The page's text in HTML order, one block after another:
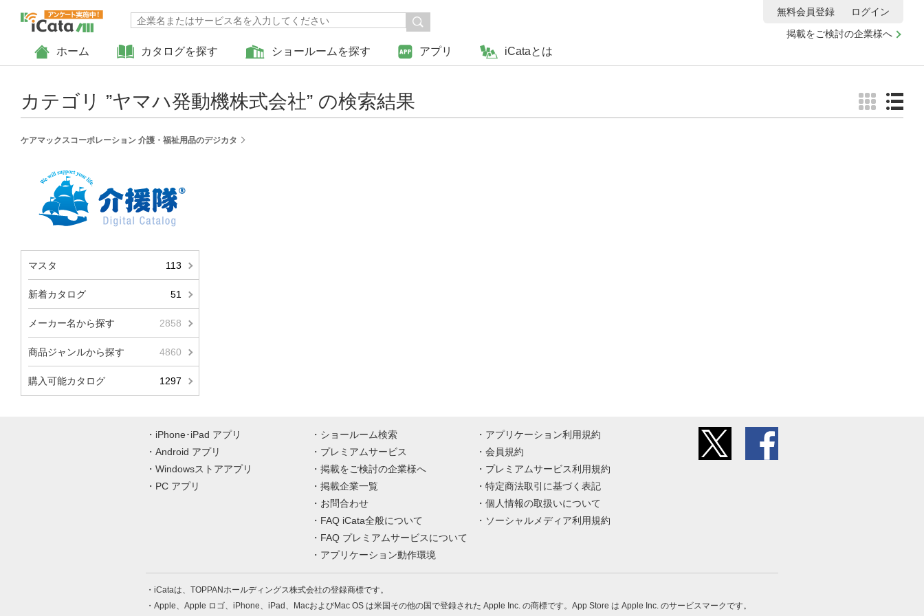
ホーム カタログを探す ショールームを探す アプリ iCataとは
掲載をご検討の企業様へ
無料会員登録 ログイン
カテゴリ ”ヤマハ発動機株式会社” の検索結果
ケアマックスコーポレーション 介護・福祉用品のデジカタ
マスタ 113
新着カタログ 51
メーカー名から探す 2858
商品ジャンルから探す 4860
購入可能カタログ 1297
iPhone･iPad アプリ
Android アプリ
Windowsストアアプリ
PC アプリ
ショールーム検索
プレミアムサービス
掲載をご検討の企業様へ
掲載企業一覧
お問合わせ
FAQ iCata全般について
FAQ プレミアムサービスについて
アプリケーション動作環境
アプリケーション利用規約
会員規約
プレミアムサービス利用規約
特定商法取引に基づく表記
個人情報の取扱いについて
ソーシャルメディア利用規約
iCataは、TOPPANホールディングス株式会社の登録商標です。
Apple、Apple ロゴ、iPhone、iPad、MacおよびMac OS は米国その他の国で登録された Apple Inc. の商標です。App Store は Apple Inc. のサービスマークです。